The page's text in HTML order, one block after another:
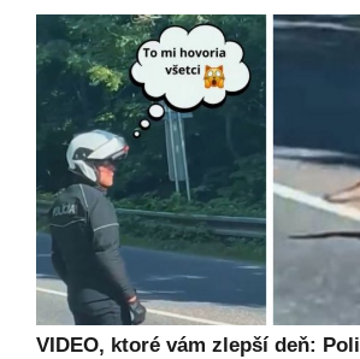
VIDEO, ktoré vám zlepší deň: